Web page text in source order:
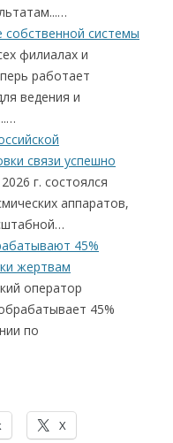
собственной системы
филиалах и
работает
ведения и
связи успешно
г. состоялся
аппаратов,
45%
жертвам
оператор
45%
по
X